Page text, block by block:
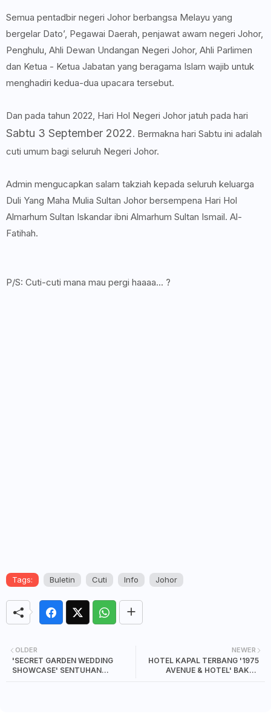
Semua pentadbir negeri Johor berbangsa Melayu yang
bergelar Dato’, Pegawai Daerah, penjawat awam negeri Johor,
Penghulu, Ahli Dewan Undangan Negeri Johor, Ahli Parlimen
dan Ketua - Ketua Jabatan yang beragama Islam wajib untuk
menghadiri kedua-dua upacara tersebut.
Dan pada tahun 2022, Hari Hol Negeri Johor jatuh pada hari
Sabtu 3 September 2022. Bermakna hari Sabtu ini adalah
cuti umum bagi seluruh Negeri Johor.
Admin mengucapkan salam takziah kepada seluruh keluarga
Duli Yang Maha Mulia Sultan Johor bersempena Hari Hol
Almarhum Sultan Iskandar ibni Almarhum Sultan Ismail. Al-
Fatihah.
P/S: Cuti-cuti mana mau pergi haaaa... ?
Tags: Buletin Cuti Info Johor
NEWER
HOTEL KAPAL TERBANG '1975
AVENUE & HOTEL' BAKAL
OLDER
'SECRET GARDEN WEDDING
SHOWCASE' SENTUHAN